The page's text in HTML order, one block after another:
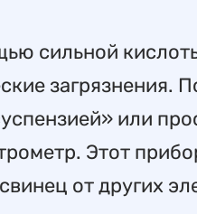
сильной
загрязнения.
или
Этот
от других